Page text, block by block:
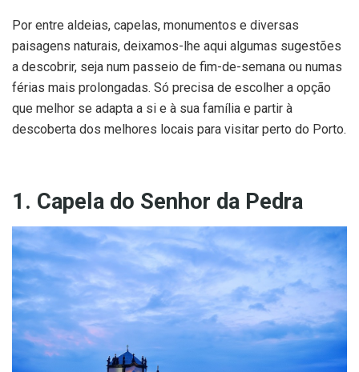
Por entre aldeias, capelas, monumentos e diversas
paisagens naturais, deixamos-lhe aqui algumas sugestões
a descobrir, seja num passeio de fim-de-semana ou numas
férias mais prolongadas. Só precisa de escolher a opção
que melhor se adapta a si e à sua família e partir à
descoberta dos melhores locais para visitar perto do Porto.
1. Capela do Senhor da Pedra